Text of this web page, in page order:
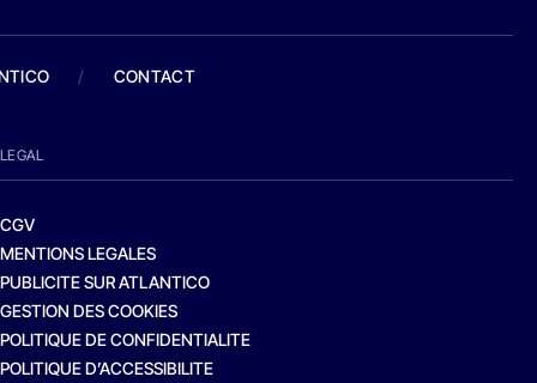
/ CONTACT
LEGAL
CGV
MENTIONS LEGALES
PUBLICITE SUR ATLANTICO
GESTION DES COOKIES
POLITIQUE DE CONFIDENTIALITE
POLITIQUE D’ACCESSIBILITE